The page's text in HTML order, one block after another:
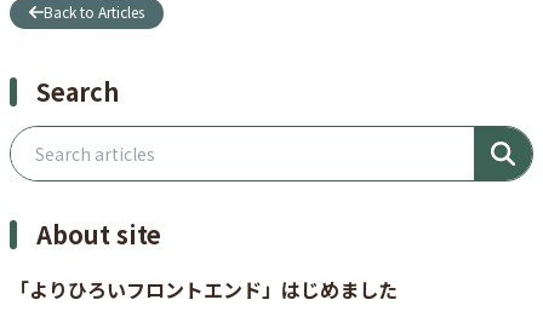
Back to Articles
Search
Search articles
About site
「よりひろいフロントエンド」はじめました